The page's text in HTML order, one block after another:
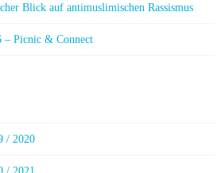
Blick auf antimuslimischen Rassismus
– Picnic & Connect
/ 2020